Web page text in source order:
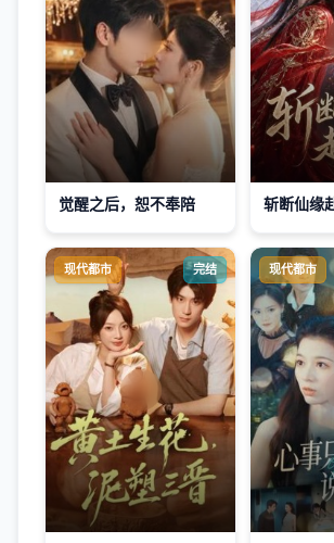
觉醒之后，恕不奉陪 斩断仙缘
现代都市 完结 现代都市